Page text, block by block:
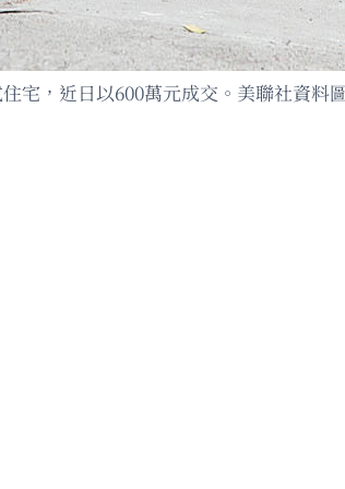
宅，近日以600萬元成交。美聯社資料